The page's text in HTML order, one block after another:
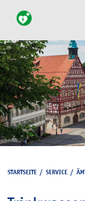
STARTSEITE / SERVICE /